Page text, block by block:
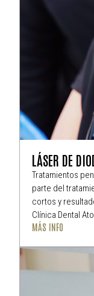
LÁSER DE
Tratamientos
parte del
cortos y
Clínica Dental
MÁS INFO